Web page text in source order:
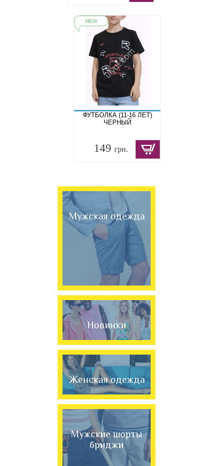
ФУТБОЛКА (11-16 ЛЕТ)
ЧЕРНЫЙ
149 грн.
Мужская одежда
Новинки
Женская одежда
Мужские шорты
бриджи